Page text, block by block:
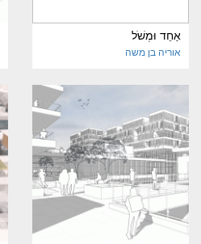
אַחֵד וּמְשֹׁל
אוריה בן משה